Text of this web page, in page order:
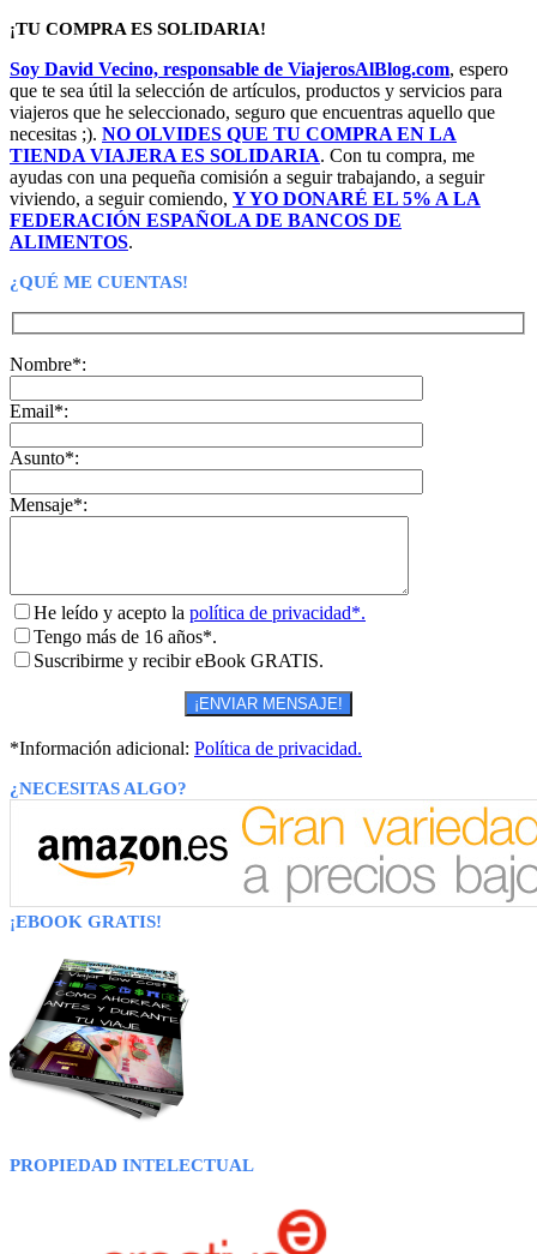
29,90€.28,91€.
¡TU COMPRA ES SOLIDARIA!
Soy David Vecino, responsable de ViajerosAlBlog.com, espero
que te sea útil la selección de artículos, productos y servicios para
viajeros que he seleccionado, seguro que encuentras aquello que
necesitas ;). NO OLVIDES QUE TU COMPRA EN LA
TIENDA VIAJERA ES SOLIDARIA. Con tu compra, me
ayudas con una pequeña comisión a seguir trabajando, a seguir
viviendo, a seguir comiendo, Y YO DONARÉ EL 5% A LA
FEDERACIÓN ESPAÑOLA DE BANCOS DE
ALIMENTOS.
¿QUÉ ME CUENTAS!
Nombre*:
Email*:
Asunto*:
Mensaje*:
He leído y acepto la política de privacidad*.
Tengo más de 16 años*.
Suscribirme y recibir eBook GRATIS.
*Información adicional: Política de privacidad.
¿NECESITAS ALGO?
¡EBOOK GRATIS!
PROPIEDAD INTELECTUAL